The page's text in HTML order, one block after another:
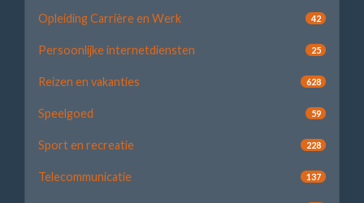
Opleiding Carrière en Werk 42
Persoonlijke internetdiensten 25
Reizen en vakanties 628
Speelgoed 59
Sport en recreatie 228
Telecommunicatie 137